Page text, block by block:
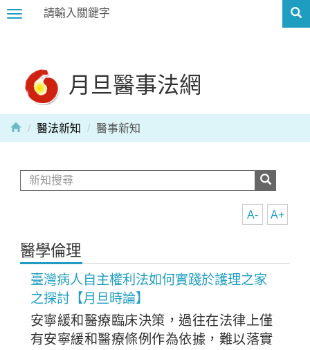
Toggle
月旦醫事法網
醫法新知 醫事新知
A+
A-
醫學倫理
臺灣病人自主權利法如何實踐於護理之家
之探討【月旦時論】
安寧緩和醫療臨床決策，過往在法律上僅
有安寧緩和醫療條例作為依據，難以落實